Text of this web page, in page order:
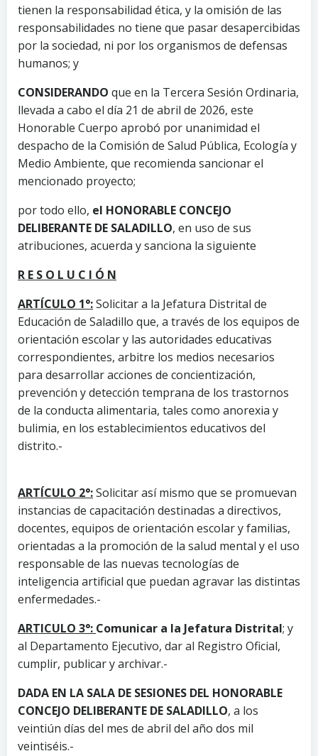
tienen la responsabilidad ética, y la omisión de las
responsabilidades no tiene que pasar desapercibidas
por la sociedad, ni por los organismos de defensas
humanos; y
CONSIDERANDO que en la Tercera Sesión Ordinaria,
llevada a cabo el día 21 de abril de 2026, este
Honorable Cuerpo aprobó por unanimidad el
despacho de la Comisión de Salud Pública, Ecología y
Medio Ambiente, que recomienda sancionar el
mencionado proyecto;
por todo ello, el HONORABLE CONCEJO
DELIBERANTE DE SALADILLO, en uso de sus
atribuciones, acuerda y sanciona la siguiente
R E S O L U C I Ó N
ARTÍCULO 1°:Solicitar a la Jefatura Distrital de
Educación de Saladillo que, a través de los equipos de
orientación escolar y las autoridades educativas
correspondientes, arbitre los medios necesarios
para desarrollar acciones de concientización,
prevención y detección temprana de los trastornos
de la conducta alimentaria, tales como anorexia y
bulimia, en los establecimientos educativos del
distrito.-
ARTÍCULO 2°:Solicitar así mismo que se promuevan
instancias de capacitación destinadas a directivos,
docentes, equipos de orientación escolar y familias,
orientadas a la promoción de la salud mental y el uso
responsable de las nuevas tecnologías de
inteligencia artificial que puedan agravar las distintas
enfermedades.-
ARTICULO 3°: Comunicar a la Jefatura Distrital; y
al Departamento Ejecutivo, dar al Registro Oficial,
cumplir, publicar y archivar.-
DADA EN LA SALA DE SESIONES DEL HONORABLE
CONCEJO DELIBERANTE DE SALADILLO, a los
veintiún días del mes de abril del año dos mil
veintiséis.-